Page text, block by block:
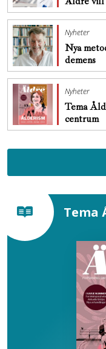
Nyheter
Nya
demens
Nyheter
Tema
centrum
Tema